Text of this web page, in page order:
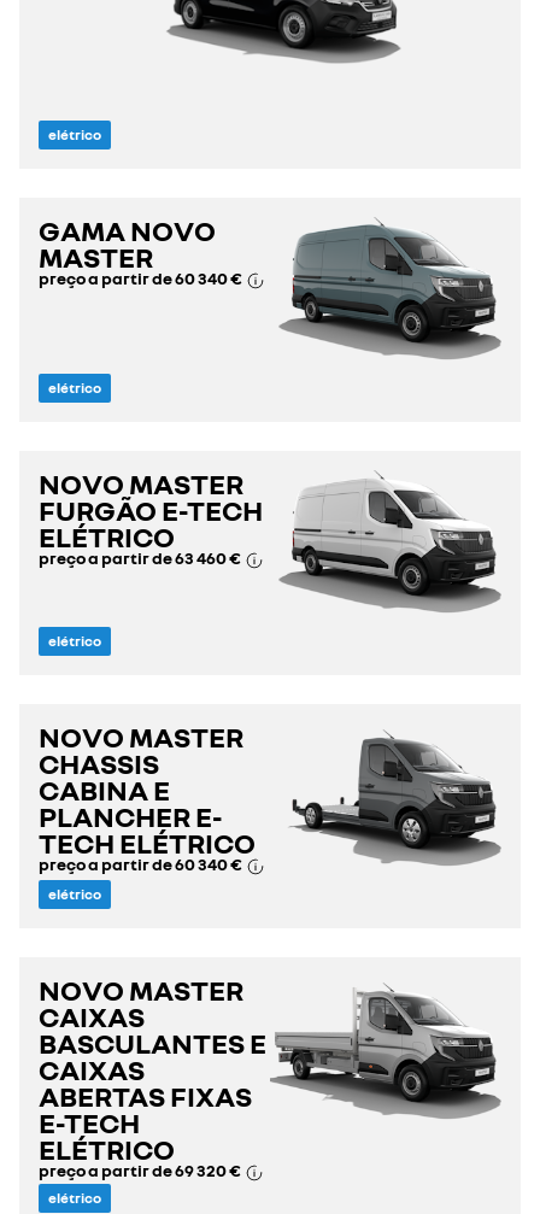
elétrico
GAMA NOVO
MASTER
preço a partir de60 340 €
elétrico
NOVO MASTER
FURGÃO E-TECH
ELÉTRICO
preço a partir de63 460 €
elétrico
NOVO MASTER
CHASSIS
CABINA E
PLANCHER E-
TECH ELÉTRICO
preço a partir de60 340 €
elétrico
NOVO MASTER
CAIXAS
BASCULANTES E
CAIXAS
ABERTAS FIXAS
E-TECH
ELÉTRICO
preço a partir de69 320 €
elétrico